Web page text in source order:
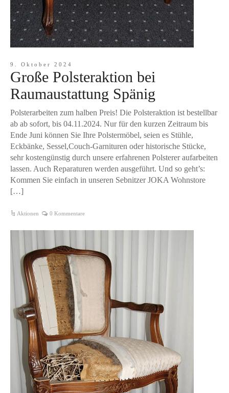
9. Oktober 2024
Große Polsteraktion bei
Raumaustattung Spänig
Polsterarbeiten zum halben Preis! Die Polsteraktion ist bestellbar
ab ab sofort, bis 04.11.2024. Nur für den kurzen Zeitraum bis
Ende Juni können Sie Ihre Polstermöbel, seien es Stühle,
Eckbänke, Sessel,Couch-Garnituren oder historische Stücke,
sehr kostengünstig durch unsere erfahrenen Polsterer aufarbeiten
lassen. Auch Reparaturen werden ausgeführt. Und so geht’s:
Kommen Sie einfach in unseren Sebnitzer JOKA Wohnstore
[…]
Aktionen 0 Kommentare